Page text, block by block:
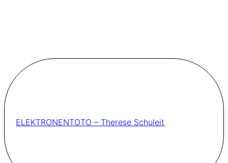
ELEKTRONENTOTO – Therese Schuleit